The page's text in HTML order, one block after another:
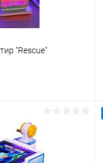
"Rescue"
Сравнение